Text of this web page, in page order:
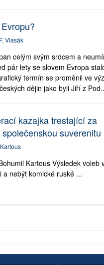
Vlasák
celým svým srdcem a
pár lety se slovem Evropa
termín se proměnil ve
dějin jako byli Jiří z
kazajka trestající za
suverenitu
Kartous Výsledek voleb
nebýt komické ruské ...